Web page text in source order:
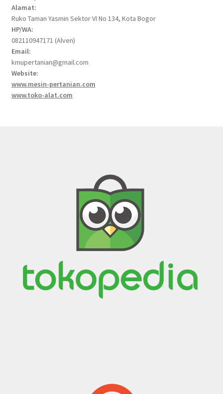
Alamat:
Ruko Taman Yasmin Sektor VI No 134, Kota Bogor
HP/WA:
082110947171 (Alven)
Email:
kmupertanian@gmail.com
Website:
www.mesin-pertanian.com
www.toko-alat.com